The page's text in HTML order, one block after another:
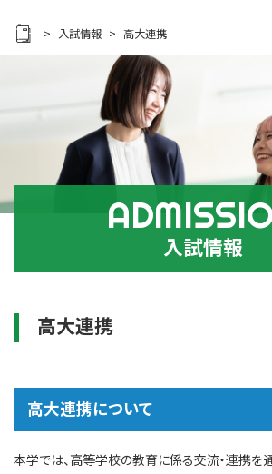
入試情報 高大連携
入試情報
高大連携
高大連携について
本学では、高等学校の教育に係る交流・連携を